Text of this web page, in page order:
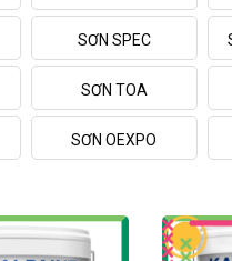
SƠN SPEC
SƠN TOA
SƠN OEXPO